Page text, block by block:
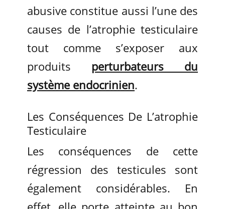
abusive constitue aussi l’une des
causes de l’atrophie testiculaire
tout comme s’exposer aux
produits perturbateurs du
système endocrinien.
Les Conséquences De L’atrophie
Testiculaire
Les conséquences de cette
régression des testicules sont
également considérables. En